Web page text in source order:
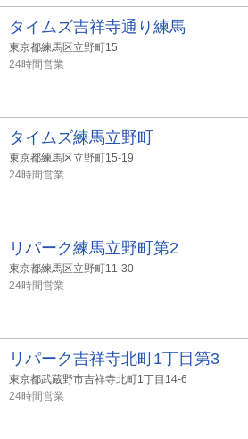
タイムズ吉祥寺通り練馬
東京都練馬区立野町15
24時間営業
タイムズ練馬立野町
東京都練馬区立野町15-19
24時間営業
リパーク練馬立野町第2
東京都練馬区立野町11-30
24時間営業
リパーク吉祥寺北町1丁目第3
東京都武蔵野市吉祥寺北町1丁目14-6
24時間営業